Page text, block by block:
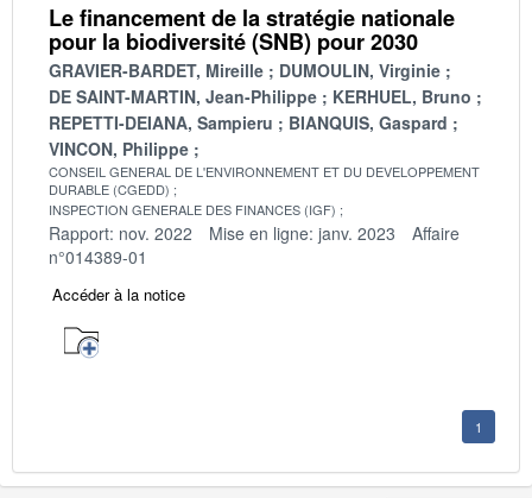
Le financement de la stratégie nationale
pour la biodiversité (SNB) pour 2030
GRAVIER-BARDET, Mireille
DUMOULIN, Virginie
DE SAINT-MARTIN, Jean-Philippe
KERHUEL, Bruno
REPETTI-DEIANA, Sampieru
BIANQUIS, Gaspard
VINCON, Philippe
CONSEIL GENERAL DE L'ENVIRONNEMENT ET DU DEVELOPPEMENT
DURABLE (CGEDD)
INSPECTION GENERALE DES FINANCES (IGF)
Rapport: nov. 2022 Mise en ligne: janv. 2023
Affaire
n°014389-01
Accéder à la notice
1